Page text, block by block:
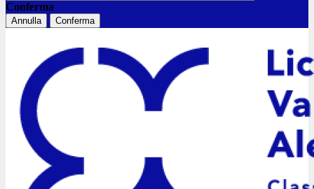
Conferma
Annulla Conferma